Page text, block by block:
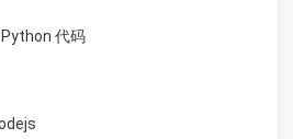
代码